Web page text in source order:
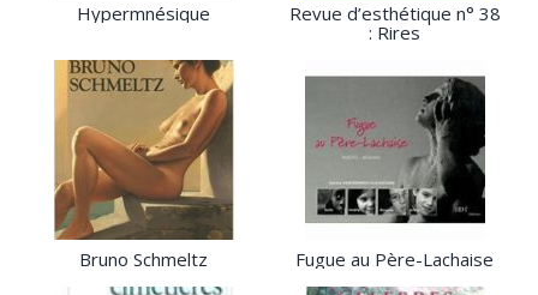
Hypermnésique
Revue d’esthétique n° 38
: Rires
Bruno Schmeltz Fugue au Père-Lachaise